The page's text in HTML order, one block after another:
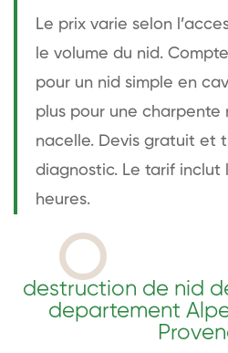
Le prix varie selon
le volume du nid.
pour un nid simple en
plus pour une charpente
nacelle. Devis gratuit et
diagnostic. Le tarif inclut
heures.
destruction de nid
departement